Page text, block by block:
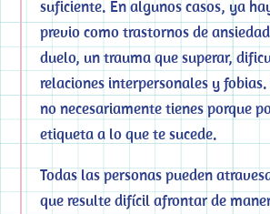
suficiente. En algunos casos, ya
previo como trastornos de
duelo, un trauma que superar,
relaciones interpersonales y
no necesariamente tienes porque
etiqueta a lo que te sucede.
Todas las personas pueden
que resulte difícil afrontar de